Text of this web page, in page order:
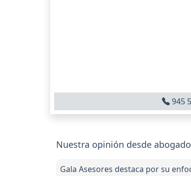
945
Nuestra opinión desde
Gala Asesores destaca por su